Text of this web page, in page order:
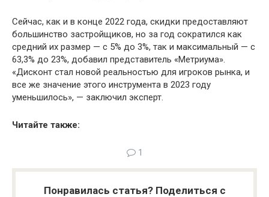
Сейчас, как и в конце 2022 года, скидки предоставляют
большинство застройщиков, но за год сократился как
средний их размер — с 5% до 3%, так и максимальный — с
63,3% до 23%, добавил представитель «Метриума».
«Дисконт стал новой реальностью для игроков рынка, и
все же значение этого инструмента в 2023 году
уменьшилось», — заключил эксперт.
Читайте также:
1
Понравилась статья? Поделиться с